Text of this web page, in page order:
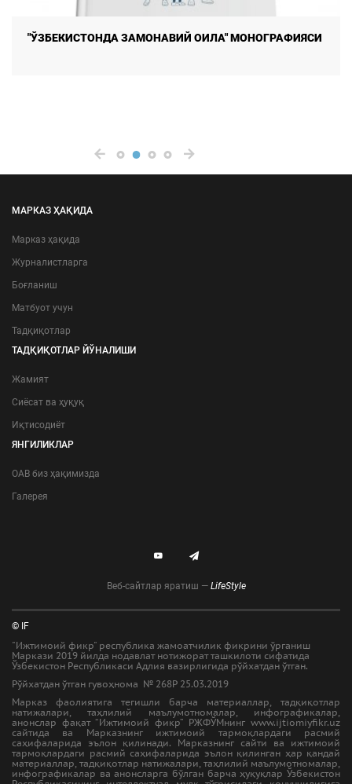
"ЎЗБEКИСТОНДА ЗАМОНАВИЙ ОИЛА" МОНОГРАФИЯСИ
МАРКАЗ ҲАҚИДА
Марказ ҳақида
Журналистларга
Боғланиш
Матбуот учун
Тадқиқотлар
ТАДҚИҚОТЛАР ЙЎНАЛИШИ
Жамият
Сиёсат ва ҳуқуқ
Иқтисодиёт
ЯНГИЛИКЛАР
ОАВ биз ҳақимизда
Галерея
Веб-сайтлар яратиш — LifeStyle
© IF
"Ижтимоий фикр" республика жамоатчилик фикрини ўрганиш
Маркази 2019 йилда нодавлат нотижорат ташкилоти сифатида
Ўзбекистон Республикаси Адлия вазирлигида рўйхатдан ўтган.
Рўйхатдан ўтган гувоҳнома № 268Р 25.03.2019
Марказ фаолиятига тегишли барча материаллар, тадқиқотлар
натижалари, таҳлилий маълумотномалар, инфографикалар,
анонслар фақат “Ижтимоий фикр” РЖФЎМнинг www.ijtiomiyfikr.uz
сайтида ва Марказнинг ижтимоий тармоқлардаги расмий
саҳифаларида эълон қилинади. Марказнинг сайти ва ижтимоий
тармоқлардаги расмий саҳифаларида эълон қилинган ҳар қандай
материаллар, тадқиқотлар натижалари, таҳлилий маълумотномалар,
инфографикалар ва анонсларга бўлган барча ҳуқуқлар Ўзбекистон